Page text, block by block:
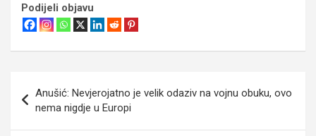
Podijeli objavu
objava
Anušić: Nevjerojatno je velik odaziv na vojnu obuku, ovo
nema nigdje u Europi